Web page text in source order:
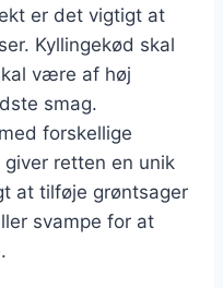
er det vigtigt at
Kyllingekød skal
være af høj
smag.
forskellige
retten en unik
at tilføje grøntsager
svampe for at